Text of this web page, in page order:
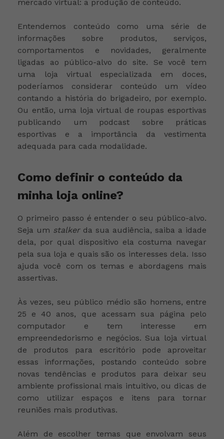
mercado virtual: a produção de conteúdo.
Entendemos conteúdo como uma série de
informações sobre produtos, serviços,
comportamentos e novidades, geralmente
ligadas ao público-alvo do site. Se você tem
uma loja virtual especializada em doces,
poderíamos considerar conteúdo um vídeo
contando a história do brigadeiro, por exemplo.
Ou então, uma loja virtual de roupas esportivas
publicando um podcast sobre práticas
esportivas e a importância da vestimenta
adequada para cada modalidade.
Como definir o conteúdo da
minha loja online?
O primeiro passo é entender o seu público-alvo.
Seja um stalkerda sua audiência, saiba a idade
dela, por qual dispositivo ela costuma navegar
pela sua loja e quais são os interesses dela. Isso
ajuda você com os temas e abordagens mais
assertivas.
Às vezes, seu público médio são homens, entre
25 e 40 anos, que acessam sua página pelo
computador e tem interesse em
empreendedorismo e negócios. Sua loja virtual
de produtos para escritório pode aproveitar
essas informações, postando conteúdo sobre
novas tendências e produtos para deixar seu
ambiente profissional mais intuitivo, ou dicas de
como utilizar espaços e itens para tornar
reuniões mais produtivas.
Além de escolher temas que envolvam seus